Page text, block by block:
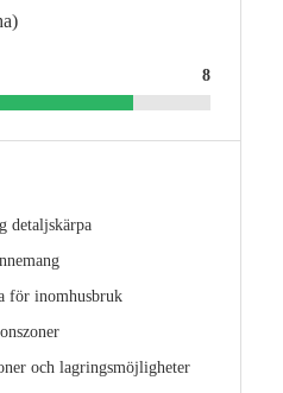
8
detaljskärpa
för inomhusbruk
och lagringsmöjligheter